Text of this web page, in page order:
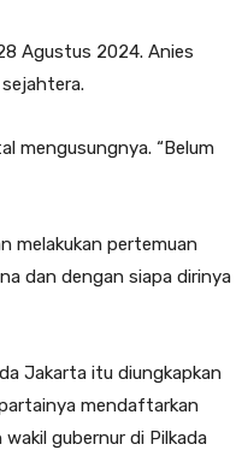
Agustus 2024. Anies
mengusungnya. “Belum
melakukan pertemuan
dan dengan siapa dirinya
Jakarta itu diungkapkan
mendaftarkan
gubernur di Pilkada